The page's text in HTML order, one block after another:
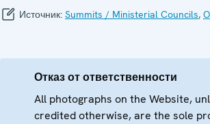
Источник: Summits / Ministerial Councils,
Отказ от ответственности
All photographs on the Website,
credited otherwise, are the sole